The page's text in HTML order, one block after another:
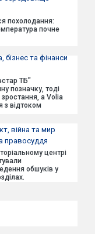
похолодання:
почне
бізнес та фінанси
ТБ"
позначку, тоді
а Volia
з відтоком
війна та мир
правосуддя
центрі
обшуків у